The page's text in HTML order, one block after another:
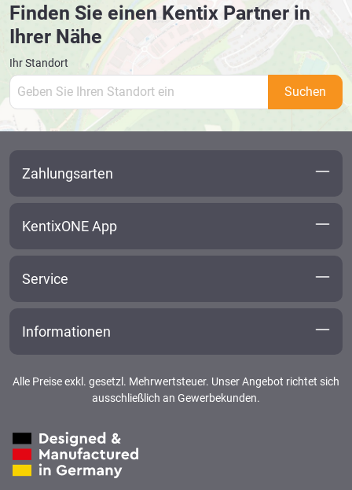
Finden Sie einen Kentix Partner in
Ihrer Nähe
Ihr Standort
Suchen
Zahlungsarten
KentixONE App
Service
Informationen
Alle Preise exkl. gesetzl. Mehrwertsteuer. Unser Angebot richtet sich
ausschließlich an Gewerbekunden.